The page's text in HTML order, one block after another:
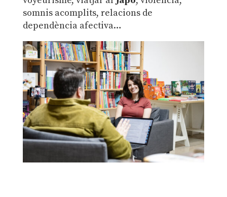
somnis acomplits, relacions de
dependència afectiva…